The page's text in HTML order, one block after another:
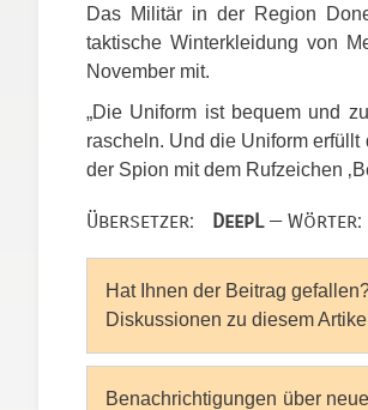
Das Militär in der Region
taktische Winterkleidung von
November mit.
„Die Uniform ist bequem und
rascheln. Und die Uniform erfüllt
der Spion mit dem Rufzeichen
Übersetzer: DeepL— Wörter:
Hat Ihnen der Beitrag
Diskussionen zu diesem
Benachrichtigungen über